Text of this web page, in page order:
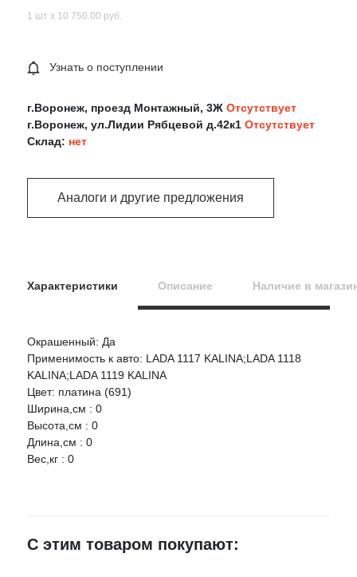
1 шт х 10 750.00 руб.
Узнать о поступлении
г.Воронеж, проезд Монтажный, 3Ж Отсутствует
г.Воронеж, ул.Лидии Рябцевой д.42к1 Отсутствует
Склад: нет
Аналоги и другие предложения
Характеристики Описание Наличие в
Окрашенный: Да
Применимость к авто: LADA 1117 KALINA;LADA 1118
KALINA;LADA 1119 KALINA
Цвет: платина (691)
Ширина,см : 0
Высота,см : 0
Длина,см : 0
Вес,кг : 0
Оцените товар:
Ваше имя
E-mail
С этим товаром покупают: